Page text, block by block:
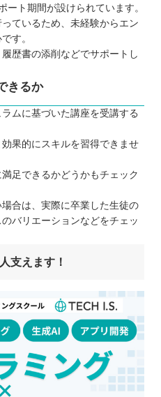
ート期間が設けられています。
ているため、未経験からエン
す。
歴書の添削などでサポートし
きるか
ムに基づいた講座を受講する
果的にスキルを習得できませ
足できるかどうかもチェック
合は、実際に卒業した生徒の
バリエーションなどをチェッ
支えます！